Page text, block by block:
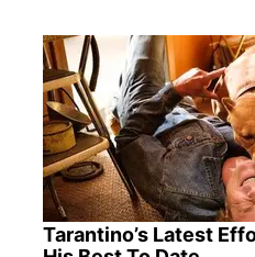
Tarantino’s Latest